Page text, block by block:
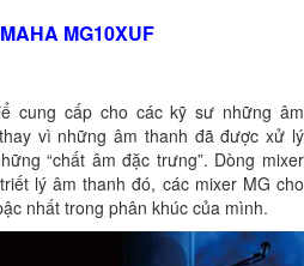
MG10XUF
cung cấp cho các kỹ sư những âm
vì những âm thanh đã được xử lý
“chất âm đặc trưng”. Dòng mixer
lý âm thanh đó, các mixer MG cho
nhất trong phân khúc của mình.